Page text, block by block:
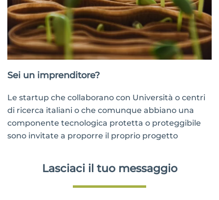
Sei un imprenditore?
Le startup che collaborano con Università o centri
di ricerca italiani o che comunque abbiano una
componente tecnologica protetta o proteggibile
sono invitate a proporre il proprio progetto
Lasciaci il tuo messaggio